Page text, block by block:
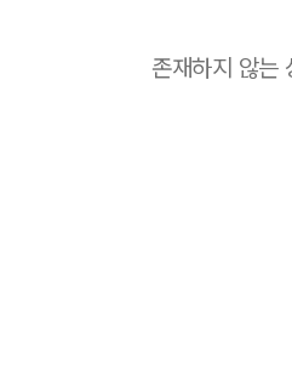
존재하지 않는